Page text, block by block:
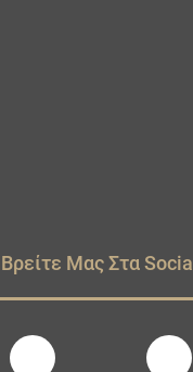
Βρείτε Μας Στα Social